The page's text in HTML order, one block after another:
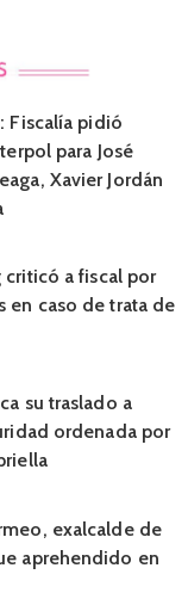
Fiscalía pidió
para José
Xavier Jordán
a fiscal por
en caso de trata de
su traslado a
ordenada por
exalcalde de
aprehendido en